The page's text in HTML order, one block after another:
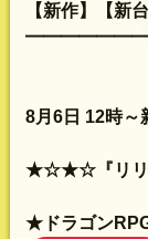
【新作】【新
8月6日 12時～
★☆★☆『リ
★ドラゴン